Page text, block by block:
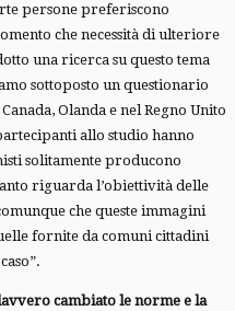
persone preferiscono
che necessità di ulteriore
una ricerca su questo tema
sottoposto un questionario
Olanda e nel Regno Unito
allo studio hanno
solitamente producono
riguarda l’obiettività delle
che queste immagini
fornite da comuni cittadini
cambiato le norme e la